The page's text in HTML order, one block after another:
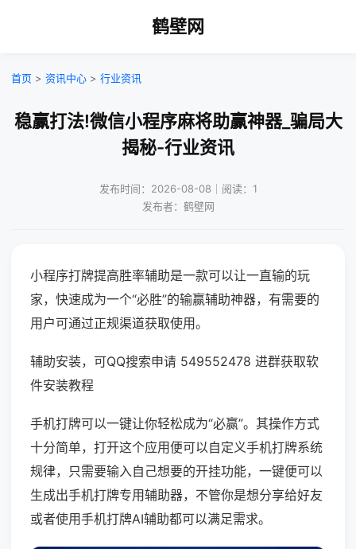
鹤壁网
首页 > 资讯中心 > 行业资讯
稳赢打法!微信小程序麻将助赢神器_骗局大
揭秘-行业资讯
发布时间：2026-08-08｜阅读：1
发布者：鹤壁网
小程序打牌提高胜率辅助是一款可以让一直输的玩
家，快速成为一个“必胜”的输赢辅助神器，有需要的
用户可通过正规渠道获取使用。
辅助安装，可QQ搜索申请 549552478 进群获取软
件安装教程
手机打牌可以一键让你轻松成为“必赢”。其操作方式
十分简单，打开这个应用便可以自定义手机打牌系统
规律，只需要输入自己想要的开挂功能，一键便可以
生成出手机打牌专用辅助器，不管你是想分享给好友
或者使用手机打牌AI辅助都可以满足需求。